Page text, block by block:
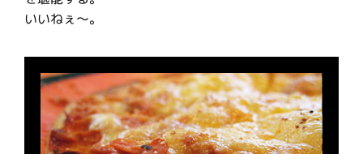
いいねぇ〜。